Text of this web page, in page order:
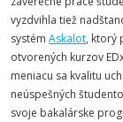
vyzdvihla tiež
systém Askalot, ktorý
otvorených kurzov
meniacu sa kvalitu
neúspešných
svoje bakalárske